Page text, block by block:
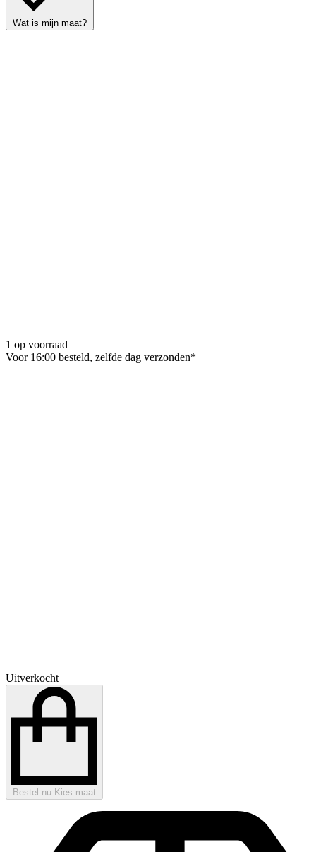
Wat is mijn maat?
1 op voorraad
Voor 16:00 besteld, zelfde dag verzonden*
Uitverkocht
Bestel nu Kies maat